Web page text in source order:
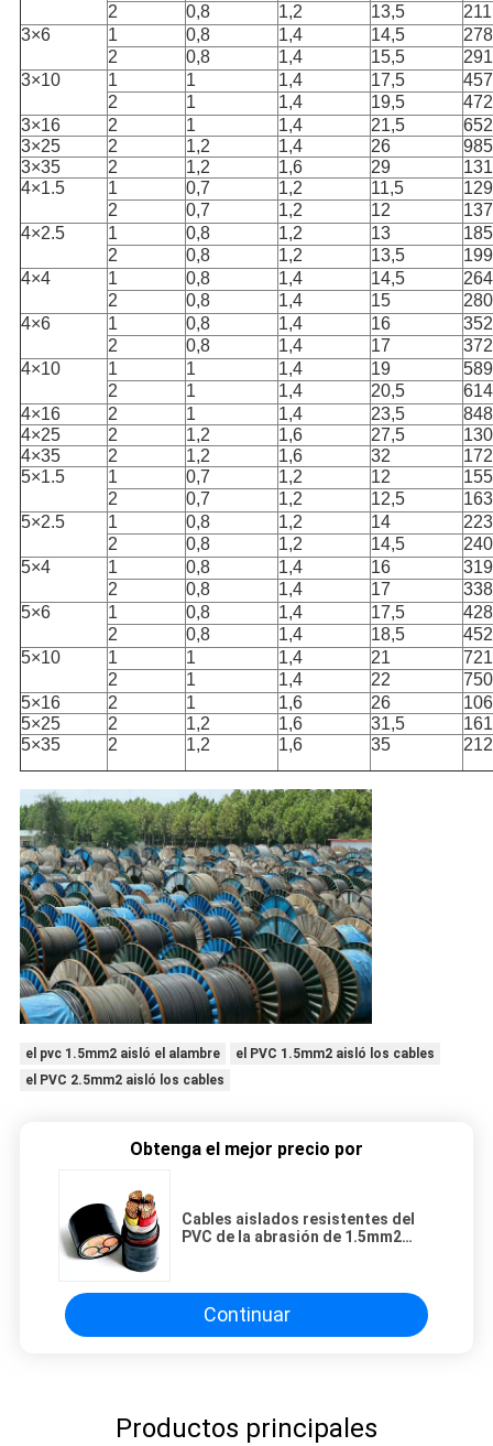
2
0,8 1,2 13,5
3×6
1 0,8 1,4 14,5
2
0,8 1,4 15,5
3×10
1 1 1,4 17,5
2
1 1,4 19,5
3×16
2 1 1,4 21,5
3×25
2 1,2 1,4 26
3×35
2 1,2 1,6 29
4×1.5
1 0,7 1,2 11,5
2
0,7 1,2 12
4×2.5
1 0,8 1,2 13
2
0,8 1,2 13,5
4×4
1 0,8 1,4 14,5
2
0,8 1,4 15
280
4×6
1 0,8 1,4 16
2
0,8 1,4 17
4×10
1 1 1,4 19
2
1 1,4 20,5
4×16
2 1 1,4 23,5
4×25
2 1,2 1,6 27,5
4×35
2 1,2 1,6 32
5×1.5
1 0,7 1,2 12
2
0,7 1,2 12,5
5×2.5
1 0,8 1,2 14
2
0,8 1,2 14,5
5×4
1 0,8 1,4 16
2
0,8 1,4 17
5×6
1 0,8 1,4 17,5
2
0,8 1,4 18,5
5×10
1 1 1,4 21
2
1 1,4 22
5×16
2 1 1,6 26
5×25
2 1,2 1,6 31,5
5×35
2 1,2 1,6 35
el pvc 1.5mm2 aisló el alambre
el PVC 1.5mm2 aisló los cables
el PVC 2.5mm2 aisló los cables
Obtenga el mejor precio por
Cables aislados resistentes del
PVC de la abrasión de 1.5mm2
Continuar
Productos principales